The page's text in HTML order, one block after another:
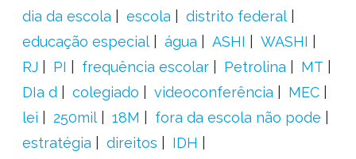
dia da escola
escola
distrito federal
educação especial
água ASHI
WASHI
RJ
PI frequência escolar Petrolina
MT
DIa d
colegiado videoconferência
MEC
lei
250mil 18M
fora da escola não pode
estratégia
direitos
IDH